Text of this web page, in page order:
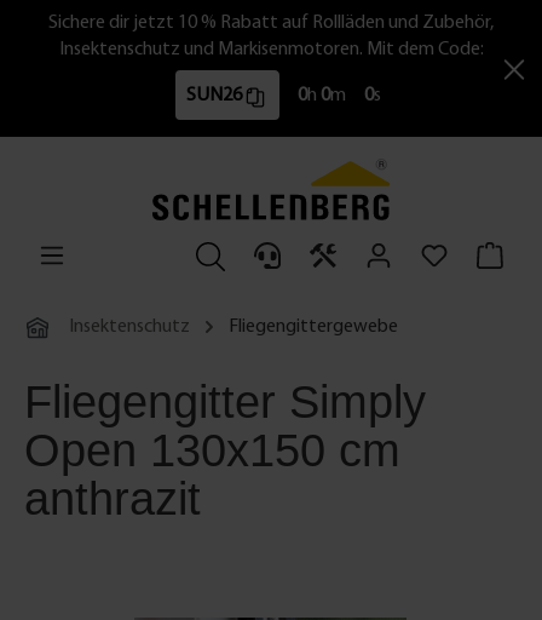
Sichere dir jetzt 10 % Rabatt auf Rollläden und Zubehör,
Insektenschutz und Markisenmotoren. Mit dem Code:
SUN26 0h 0m 0s
Insektenschutz Fliegengittergewebe
Fliegengitter Simply
Open 130x150 cm
anthrazit